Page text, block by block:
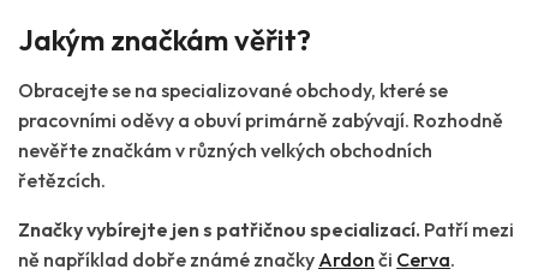
Jakým značkám věřit?
Obracejte se na specializované obchody, které se
pracovními oděvy a obuví primárně zabývají. Rozhodně
nevěřte značkám v různých velkých obchodních
řetězcích.
Značky vybírejte jen s patřičnou specializací. Patří mezi
ně například dobře známé značky Ardon či Cerva.